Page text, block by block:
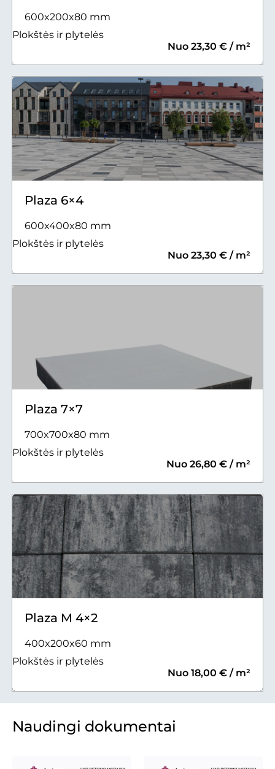
600x200x80 mm
Plokštės ir plytelės
Nuo 23,30 € / m²
Plaza 6×4
600x400x80 mm
Plokštės ir plytelės
Nuo 23,30 € / m²
Plaza 7×7
700x700x80 mm
Plokštės ir plytelės
Nuo 26,80 € / m²
Plaza M 4×2
400x200x60 mm
Plokštės ir plytelės
Nuo 18,00 € / m²
Naudingi dokumentai